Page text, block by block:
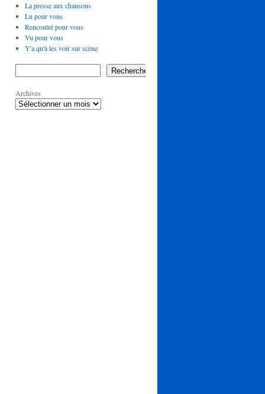
La presse aux chansons
Lu pour vous
Rencontré pour vous
Vu pour vous
Y'a qu'à les voir sur scène
Rechercher
Archives